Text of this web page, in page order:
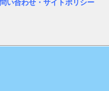
問い合わせ・サイトポリシー